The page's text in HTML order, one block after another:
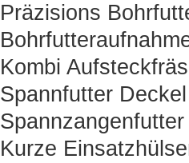
Präzisions
Kombi
Spannfutter
Kurze